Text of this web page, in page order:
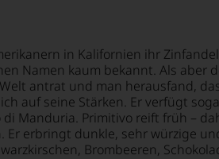
in Kalifornien ihr
Namen kaum bekannt. Als aber
antrat und man herausfand,
auf seine Stärken. Er verfügt
Manduria. Primitivo reift früh –
Er erbringt dunkle, sehr würzige
Brombeeren,